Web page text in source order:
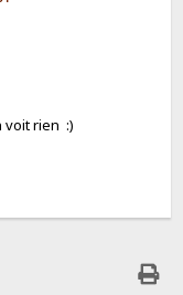
voit rien :)